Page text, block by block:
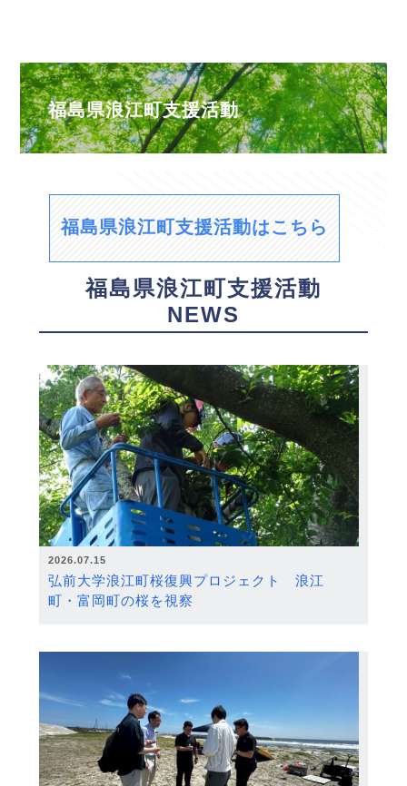
福島県浪江町支援活動
福島県浪江町支援活動はこちら
福島県浪江町支援活動
NEWS
2026.07.15
弘前大学浪江町桜復興プロジェクト 浪江
町・富岡町の桜を視察